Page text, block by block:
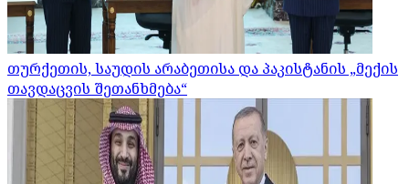
თურქეთის, საუდის არაბეთისა და პაკისტანის „მექის
თავდაცვის შეთანხმება“